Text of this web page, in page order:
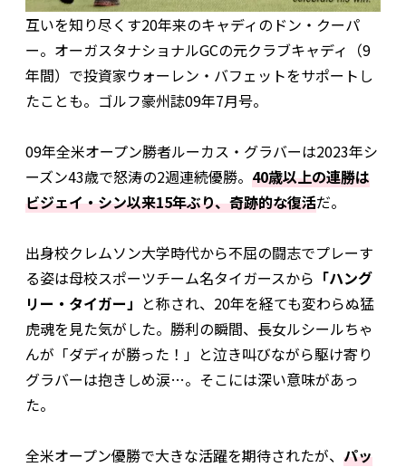
互いを知り尽くす20年来のキャディのドン・クーパ
ー。オーガスタナショナルGCの元クラブキャディ（9
年間）で投資家ウォーレン・バフェットをサポートし
たことも。ゴルフ豪州誌09年7月号。
09年全米オープン勝者ルーカス・グラバーは2023年シ
ーズン43歳で怒涛の2週連続優勝。 40歳以上の連勝は
ビジェイ・シン以来15年ぶり、奇跡的な復活だ。
出身校クレムソン大学時代から不屈の闘志でプレーす
る姿は母校スポーツチーム名タイガースから 「ハング
リー・タイガー」 と称され、20年を経ても変わらぬ猛
虎魂を見た気がした。勝利の瞬間、長女ルシールちゃ
んが「ダディが勝った！」と泣き叫びながら駆け寄り
グラバーは抱きしめ涙…。そこには深い意味があっ
た。
全米オープン優勝で大きな活躍を期待されたが、 パッ